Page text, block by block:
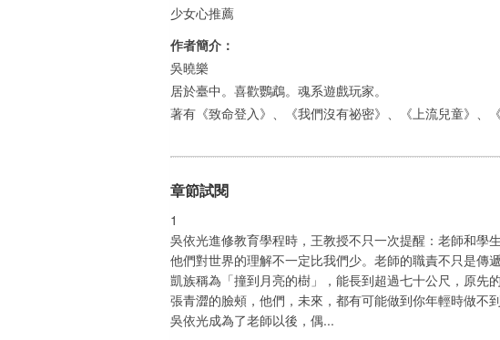
少女心推薦
作者簡介：
吳曉樂
居於臺中。喜歡鸚鵡。魂系遊戲玩家。
著有《致命登入》、《我們沒有祕密》、《上流兒童》、
章節試閱
1
吳依光進修教育學程時，王教授不只一次提醒：老師和學
他們對世界的理解不一定比我們少。老師的職責不只是傳
凱族稱為「撞到月亮的樹」，能長到超過七十公尺，原先
張青澀的臉頰，他們，未來，都有可能做到你年輕時做不到
吳依光成為了老師以後，偶...